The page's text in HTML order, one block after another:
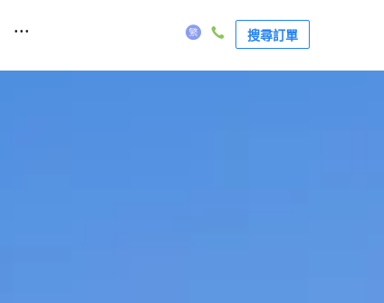
... 搜尋訂單